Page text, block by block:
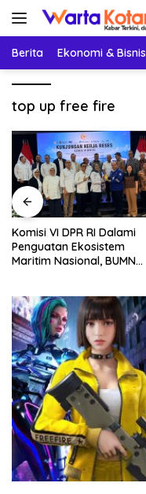
Langsung
Berita Ekonomi & Bisnis
top up free fire
Komisi VI DPR RI Dalami
Penguatan Ekosistem
Maritim Nasional, BUMN